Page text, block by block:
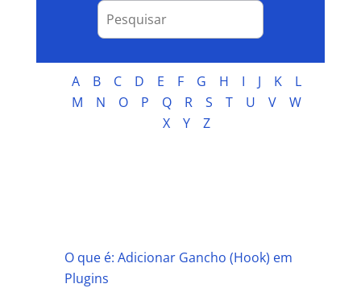
A B C D E F G H I J K
L
M
N O P Q R S T U V
W
X
Y Z
O que é: Adicionar Gancho (Hook) em
Plugins